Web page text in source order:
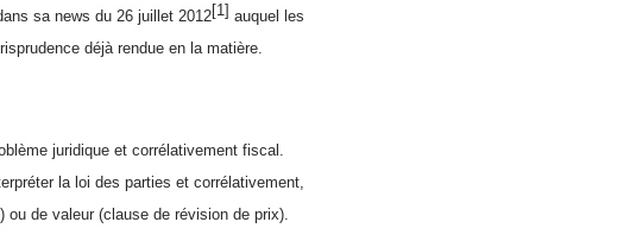
sa news du 26 juillet 2012[1] auquel les
déjà rendue en la matière.
juridique et corrélativement fiscal.
la loi des parties et corrélativement,
ou de valeur (clause de révision de prix).